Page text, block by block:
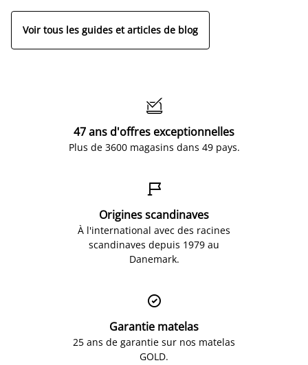
Voir tous les guides et articles de blog

47 ans d'offres exceptionnelles
Plus de 3600 magasins dans 49 pays.

Origines scandinaves
À l'international avec des racines
scandinaves depuis 1979 au
Danemark.

Garantie matelas
25 ans de garantie sur nos matelas
GOLD.